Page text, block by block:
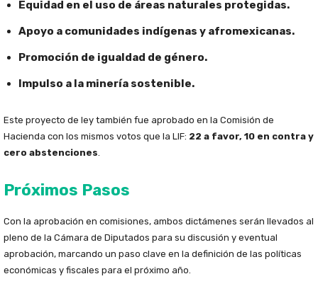
Equidad en el uso de áreas naturales protegidas.
Apoyo a comunidades indígenas y afromexicanas.
Promoción de igualdad de género.
Impulso a la minería sostenible.
Este proyecto de ley también fue aprobado en la Comisión de
Hacienda con los mismos votos que la LIF: 22 a favor, 10 en contra y
cero abstenciones.
Próximos Pasos
Con la aprobación en comisiones, ambos dictámenes serán llevados al
pleno de la Cámara de Diputados para su discusión y eventual
aprobación, marcando un paso clave en la definición de las políticas
económicas y fiscales para el próximo año.